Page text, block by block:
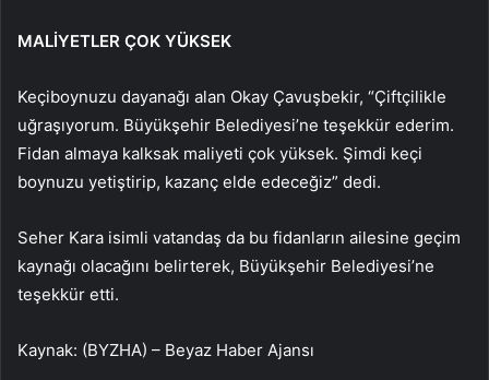
MALİYETLER ÇOK YÜKSEK
Keçiboynuzu dayanağı alan Okay Çavuşbekir, “Çiftçilikle
uğraşıyorum. Büyükşehir Belediyesi’ne teşekkür ederim.
Fidan almaya kalksak maliyeti çok yüksek. Şimdi keçi
boynuzu yetiştirip, kazanç elde edeceğiz” dedi.
Seher Kara isimli vatandaş da bu fidanların ailesine geçim
kaynağı olacağını belirterek, Büyükşehir Belediyesi’ne
teşekkür etti.
Kaynak: (BYZHA) – Beyaz Haber Ajansı